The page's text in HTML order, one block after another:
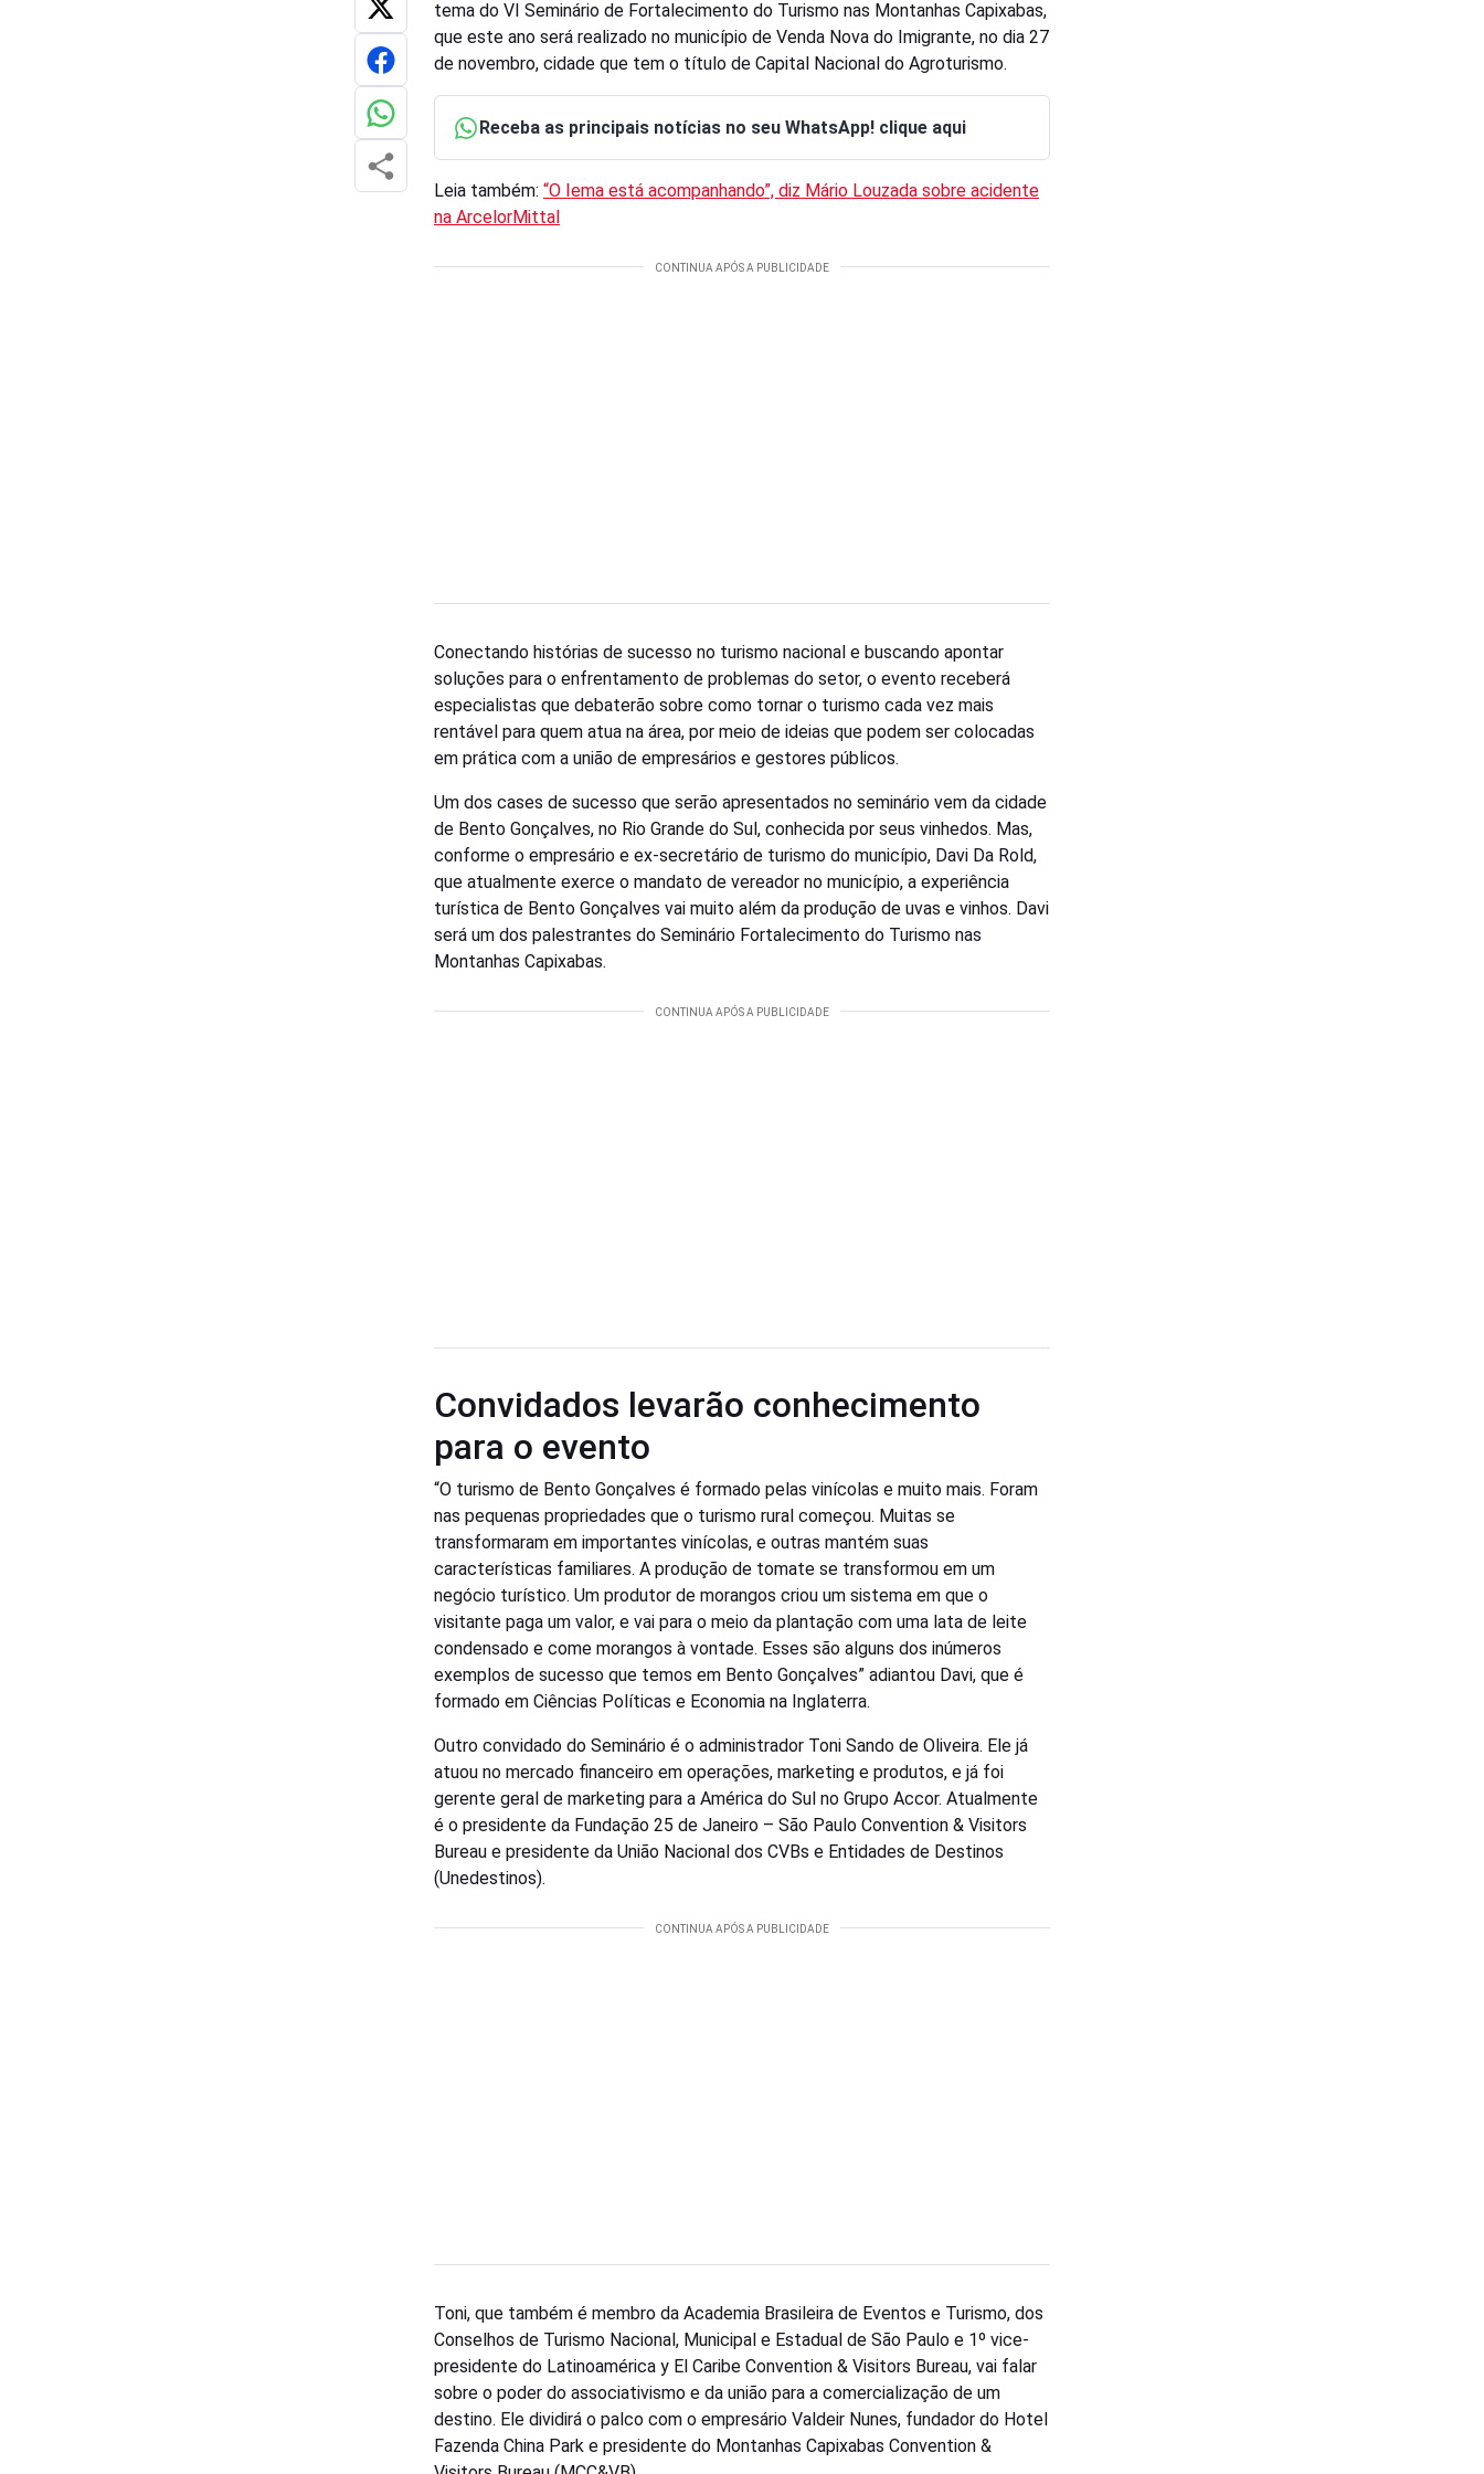
tema do VI Seminário de Fortalecimento do Turismo nas Montanhas Capixabas,
que este ano será realizado no município de Venda Nova do Imigrante, no dia 27
de novembro, cidade que tem o título de Capital Nacional do Agroturismo.
Receba as principais notícias no seu WhatsApp! clique aqui
Leia também: “O Iema está acompanhando”, diz Mário Louzada sobre acidente
na ArcelorMittal
Conectando histórias de sucesso no turismo nacional e buscando apontar
soluções para o enfrentamento de problemas do setor, o evento receberá
especialistas que debaterão sobre como tornar o turismo cada vez mais
rentável para quem atua na área, por meio de ideias que podem ser colocadas
em prática com a união de empresários e gestores públicos.
Um dos cases de sucesso que serão apresentados no seminário vem da cidade
de Bento Gonçalves, no Rio Grande do Sul, conhecida por seus vinhedos. Mas,
conforme o empresário e ex-secretário de turismo do município, Davi Da Rold,
que atualmente exerce o mandato de vereador no município, a experiência
turística de Bento Gonçalves vai muito além da produção de uvas e vinhos. Davi
será um dos palestrantes do Seminário Fortalecimento do Turismo nas
Montanhas Capixabas.
Convidados levarão conhecimento
para o evento
“O turismo de Bento Gonçalves é formado pelas vinícolas e muito mais. Foram
nas pequenas propriedades que o turismo rural começou. Muitas se
transformaram em importantes vinícolas, e outras mantém suas
características familiares. A produção de tomate se transformou em um
negócio turístico. Um produtor de morangos criou um sistema em que o
visitante paga um valor, e vai para o meio da plantação com uma lata de leite
condensado e come morangos à vontade. Esses são alguns dos inúmeros
exemplos de sucesso que temos em Bento Gonçalves” adiantou Davi, que é
formado em Ciências Políticas e Economia na Inglaterra.
Outro convidado do Seminário é o administrador Toni Sando de Oliveira. Ele já
atuou no mercado financeiro em operações, marketing e produtos, e já foi
gerente geral de marketing para a América do Sul no Grupo Accor. Atualmente
é o presidente da Fundação 25 de Janeiro – São Paulo Convention & Visitors
Bureau e presidente da União Nacional dos CVBs e Entidades de Destinos
(Unedestinos).
Toni, que também é membro da Academia Brasileira de Eventos e Turismo, dos
Conselhos de Turismo Nacional, Municipal e Estadual de São Paulo e 1º vice-
presidente do Latinoamérica y El Caribe Convention & Visitors Bureau, vai falar
sobre o poder do associativismo e da união para a comercialização de um
destino. Ele dividirá o palco com o empresário Valdeir Nunes, fundador do Hotel
Fazenda China Park e presidente do Montanhas Capixabas Convention &